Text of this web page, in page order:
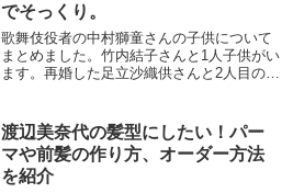
でそっくり。
歌舞伎役者の中村獅童さんの子供について
まとめました。竹内結子さんと1人子供がい
ます。再婚した足立沙織供さんと2人目の子
とも言われています。
渡辺美奈代の髪型にしたい！パー
マや前髪の作り方、オーダー方法
を紹介